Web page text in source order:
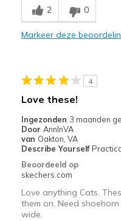
Durable
Travel
Width
Sizing
View On Shoes
I'm
2 0
Markeer deze
4
Love these!
Ingezonden 3 maanden
Door AnnInVA
van Oakton, VA
Describe Yourself
Beoordeeld op
skechers.com
Love anything Cats.
them on. Need
wide.